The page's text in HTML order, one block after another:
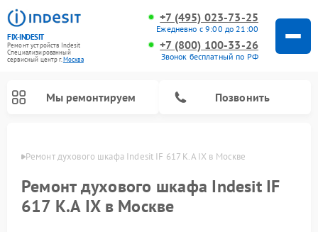
FIX-INDESIT
Ремонт устройств Indesit
Специализированный
cервисный центр г.Москва
+7 (495) 023-73-25
Ежедневно с 9:00 до 21:00
+7 (800) 100-33-26
Звонок бесплатный по РФ
Мы ремонтируем Позвонить
Ремонт духового шкафа Indesit IF 617 K.A IX в Москве
Ремонт духового шкафа Indesit IF
617 K.A IX в Москве